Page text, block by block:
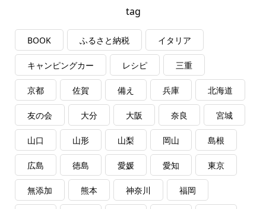
tag
BOOK ふるさと納税 イタリア
キャンピングカー レシピ 三重
京都 佐賀 備え 兵庫 北海道
友の会 大分 大阪 奈良 宮城
山口 山形 山梨 岡山 島根
広島 徳島 愛媛 愛知 東京
無添加 熊本 神奈川 福岡